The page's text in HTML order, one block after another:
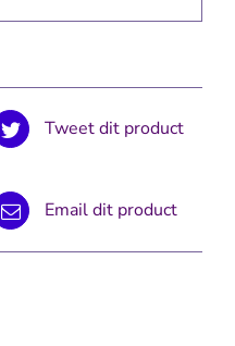
Tweet dit product
Email dit product